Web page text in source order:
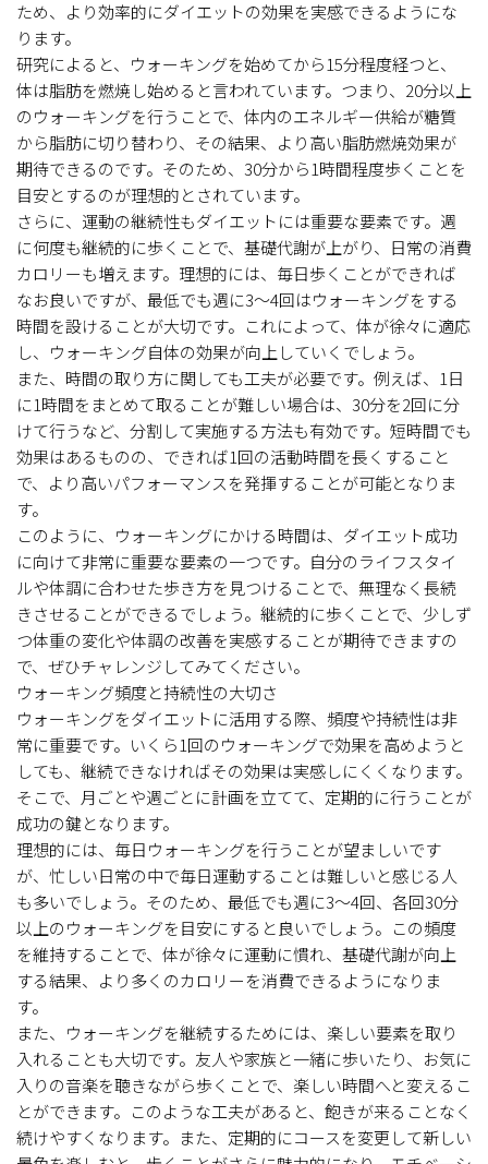
ため、より効率的にダイエットの効果を実感できるようにな
ります。
研究によると、ウォーキングを始めてから15分程度経つと、
体は脂肪を燃焼し始めると言われています。つまり、20分以上
のウォーキングを行うことで、体内のエネルギー供給が糖質
から脂肪に切り替わり、その結果、より高い脂肪燃焼効果が
期待できるのです。そのため、30分から1時間程度歩くことを
目安とするのが理想的とされています。
さらに、運動の継続性もダイエットには重要な要素です。週
に何度も継続的に歩くことで、基礎代謝が上がり、日常の消費
カロリーも増えます。理想的には、毎日歩くことができれば
なお良いですが、最低でも週に3〜4回はウォーキングをする
時間を設けることが大切です。これによって、体が徐々に適応
し、ウォーキング自体の効果が向上していくでしょう。
また、時間の取り方に関しても工夫が必要です。例えば、1日
に1時間をまとめて取ることが難しい場合は、30分を2回に分
けて行うなど、分割して実施する方法も有効です。短時間でも
効果はあるものの、できれば1回の活動時間を長くすること
で、より高いパフォーマンスを発揮することが可能となりま
す。
このように、ウォーキングにかける時間は、ダイエット成功
に向けて非常に重要な要素の一つです。自分のライフスタイ
ルや体調に合わせた歩き方を見つけることで、無理なく長続
きさせることができるでしょう。継続的に歩くことで、少しず
つ体重の変化や体調の改善を実感することが期待できますの
で、ぜひチャレンジしてみてください。
ウォーキング頻度と持続性の大切さ
ウォーキングをダイエットに活用する際、頻度や持続性は非
常に重要です。いくら1回のウォーキングで効果を高めようと
しても、継続できなければその効果は実感しにくくなります。
そこで、月ごとや週ごとに計画を立てて、定期的に行うことが
成功の鍵となります。
理想的には、毎日ウォーキングを行うことが望ましいです
が、忙しい日常の中で毎日運動することは難しいと感じる人
も多いでしょう。そのため、最低でも週に3〜4回、各回30分
以上のウォーキングを目安にすると良いでしょう。この頻度
を維持することで、体が徐々に運動に慣れ、基礎代謝が向上
する結果、より多くのカロリーを消費できるようになりま
す。
また、ウォーキングを継続するためには、楽しい要素を取り
入れることも大切です。友人や家族と一緒に歩いたり、お気に
入りの音楽を聴きながら歩くことで、楽しい時間へと変えるこ
とができます。このような工夫があると、飽きが来ることなく
続けやすくなります。また、定期的にコースを変更して新しい